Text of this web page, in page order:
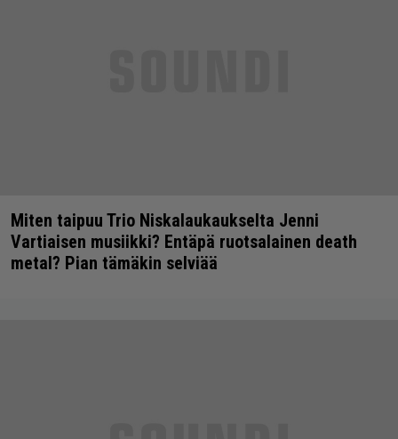
Miten taipuu Trio Niskalaukaukselta Jenni
Vartiaisen musiikki? Entäpä ruotsalainen death
metal? Pian tämäkin selviää